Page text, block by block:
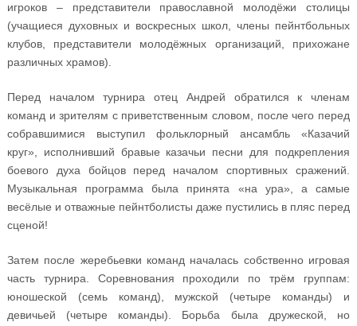
игроков – представители православной молодёжи столицы
(учащиеся духовных и воскресных школ, члены пейнтбольных
клубов, представители молодёжных организаций, прихожане
различных храмов).
Перед началом турнира отец Андрей обратился к членам
команд и зрителям с приветственным словом, после чего перед
собравшимися выступил фольклорный ансамбль «Казачий
круг», исполнивший бравые казачьи песни для подкрепления
боевого духа бойцов перед началом спортивных сражений.
Музыкальная программа была принята «на ура», а самые
весёлые и отважные пейнтболисты даже пустились в пляс перед
сценой!
Затем после жеребьевки команд началась собственно игровая
часть турнира. Соревнования проходили по трём группам:
юношеской (семь команд), мужской (четыре команды) и
девичьей (четыре команды). Борьба была дружеской, но